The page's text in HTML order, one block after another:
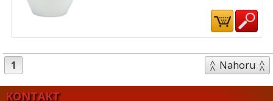
1 Nahoru
KONTAKT